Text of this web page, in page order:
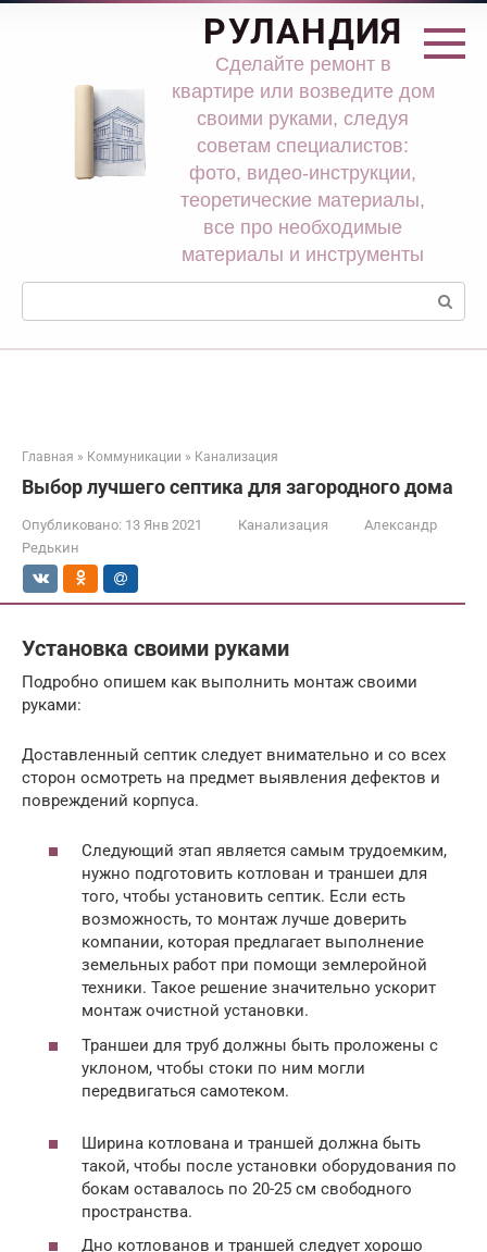
Перейти
РУЛАНДИЯ
Сделайте ремонт в
квартире или возведите дом
своими руками, следуя
советам специалистов:
фото, видео-инструкции,
теоретические материалы,
все про необходимые
материалы и инструменты
Поиск:
Главная » Коммуникации » Канализация
Выбор лучшего септика для загородного дома
Опубликовано: 13 Янв 2021 Канализация
Александр
Редькин
Установка своими руками
Подробно опишем как выполнить монтаж своими
руками:
Доставленный септик следует внимательно и со всех
сторон осмотреть на предмет выявления дефектов и
повреждений корпуса.
Следующий этап является самым трудоемким,
нужно подготовить котлован и траншеи для
того, чтобы установить септик. Если есть
возможность, то монтаж лучше доверить
компании, которая предлагает выполнение
земельных работ при помощи землеройной
техники. Такое решение значительно ускорит
монтаж очистной установки.
Траншеи для труб должны быть проложены с
уклоном, чтобы стоки по ним могли
передвигаться самотеком.
Ширина котлована и траншей должна быть
такой, чтобы после установки оборудования по
бокам оставалось по 20-25 см свободного
пространства.
Дно котлованов и траншей следует хорошо